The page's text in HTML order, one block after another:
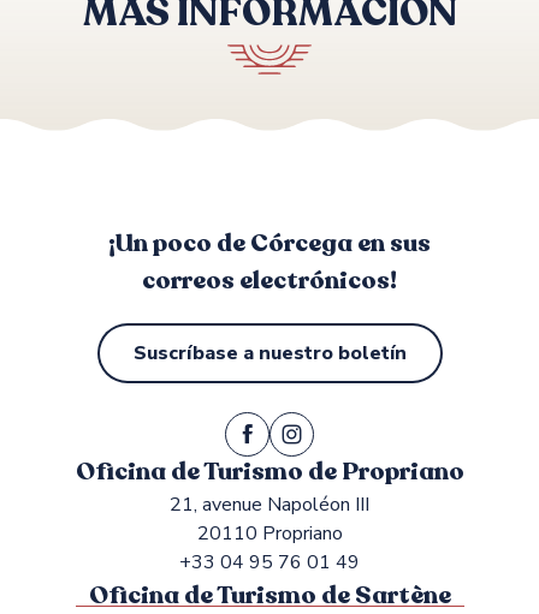
MÁS INFORMACIÓN
¡Un poco de Córcega en sus
correos electrónicos!
Suscríbase a nuestro boletín
Oficina de Turismo de Propriano
21, avenue Napoléon III
20110 Propriano
+33 04 95 76 01 49
Oficina de Turismo de Sartène